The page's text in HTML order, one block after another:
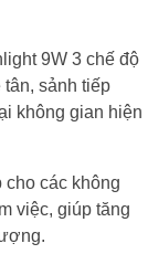
9W 3 chế độ
sảnh tiếp
không gian hiện
các không
việc, giúp tăng